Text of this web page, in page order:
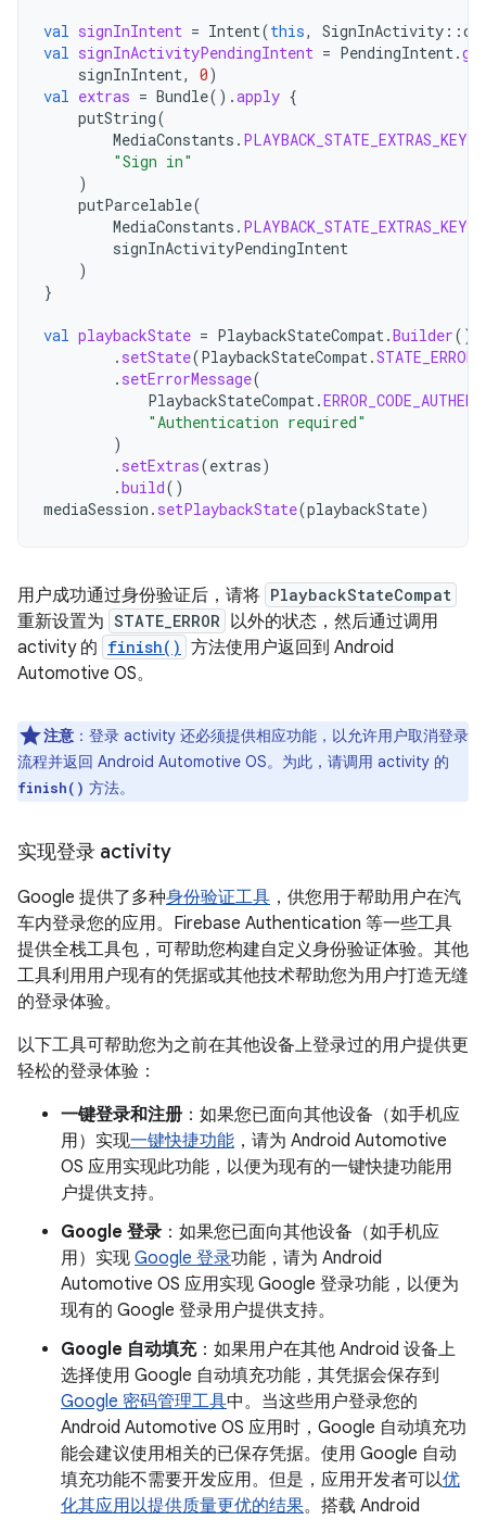
val signInIntent = Intent(this, SignInActivity ::
val signInActivityPendingIntent = PendingIntent.
signInIntent, 0)
val extras = Bundle().apply {
putString(
MediaConstants .
"Sign in"
)
putParcelable(
MediaConstants .
signInActivityPendingIntent
)
}
val playbackState = PlaybackStateCompat.Builder()
. setState(PlaybackStateCompat.STATE_ERROR
. setErrorMessage(
PlaybackStateCompat.
"Authentication required"
)
. setExtras(extras)
.build()
mediaSession . setPlaybackState(playbackState)
用户成功通过身份验证后，请将 PlaybackStateCompat
重新设置为 STATE_ERROR 以外的状态，然后通过调用
activity 的 finish() 方法使用户返回到 Android
Automotive OS。
注意 ： 登录 activity 还必须提供相应功能，以允许用户取消登录
流程并返回 Android Automotive OS。为此，请调用 activity 的
finish() 方法。
实现登录 activity
Google 提供了多种身份验证工具 ，供您用于帮助用户在汽
车内登录您的应用。Firebase Authentication 等一些工具
提供全栈工具包，可帮助您构建自定义身份验证体验。其他
工具利用用户现有的凭据或其他技术帮助您为用户打造无缝
的登录体验。
以下工具可帮助您为之前在其他设备上登录过的用户提供更
轻松的登录体验：
一键登录和注册 ：如果您已面向其他设备（如手机应
用）实现一键快捷功能 ，请为 Android Automotive
OS 应用实现此功能，以便为现有的一键快捷功能用
户提供支持。
Google 登录 ：如果您已面向其他设备（如手机应
用）实现 Google 登录功能，请为 Android
Automotive OS 应用实现 Google 登录功能，以便为
现有的 Google 登录用户提供支持。
Google 自动填充：如果用户在其他 Android 设备上
选择使用 Google 自动填充功能，其凭据会保存到
Google 密码管理工具中。当这些用户登录您的
Android Automotive OS 应用时，Google 自动填充功
能会建议使用相关的已保存凭据。使用 Google 自动
填充功能不需要开发应用。但是，应用开发者可以优
化其应用以提供质量更优的结果。搭载 Android